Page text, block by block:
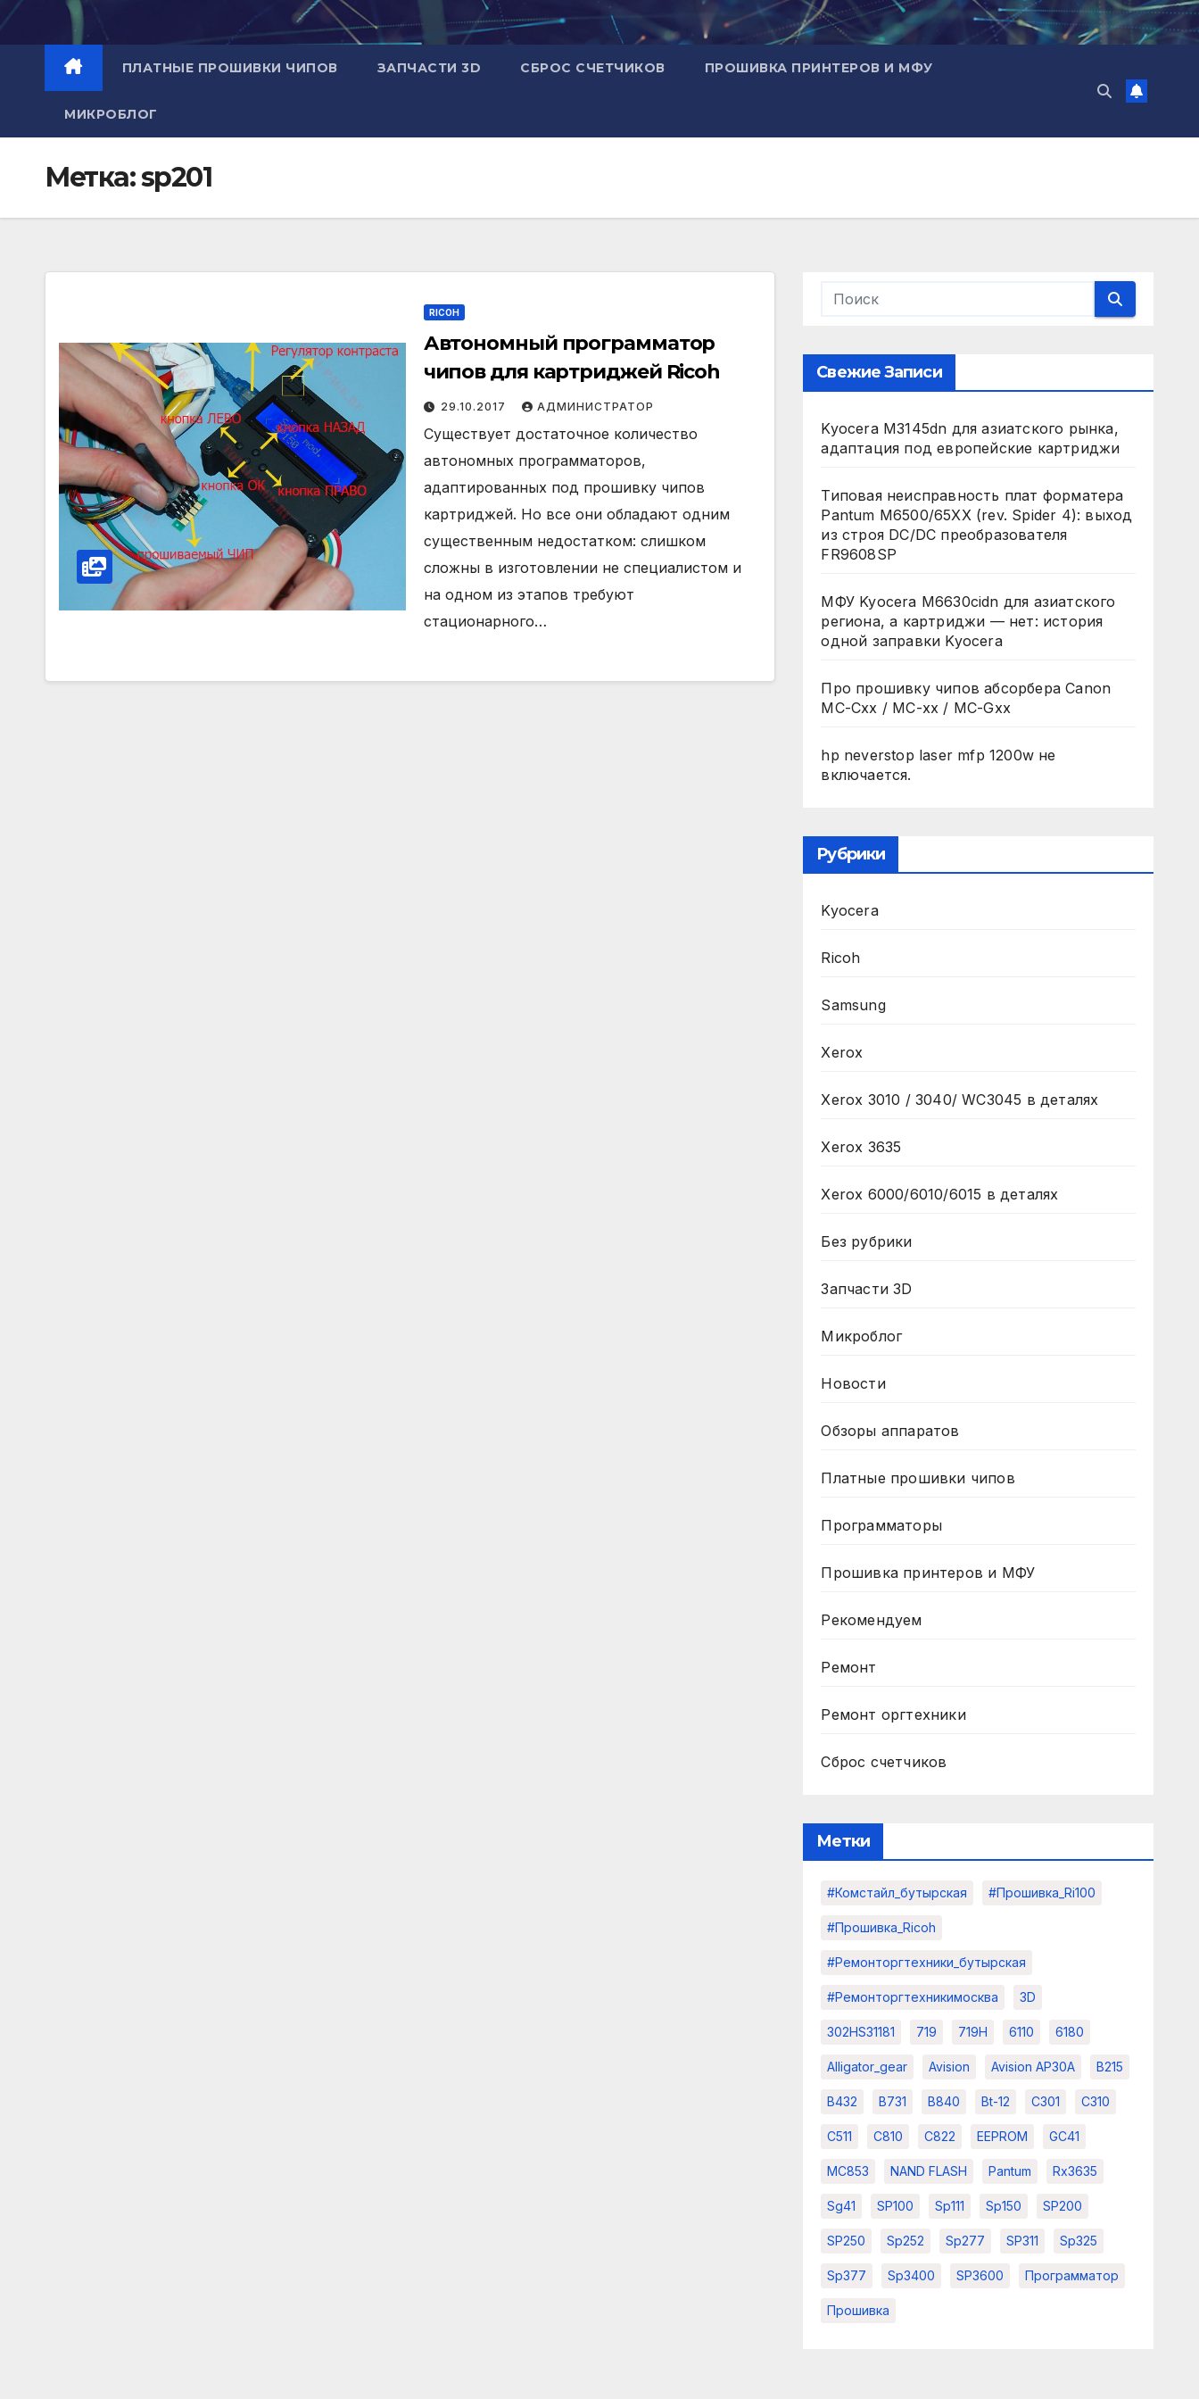
Перейти
содержимому
ПЛАТНЫЕ ПРОШИВКИ ЧИПОВ ЗАПЧАСТИ 3D СБРОС СЧЕТЧИКОВ ПРОШИВКА ПРИНТЕРОВ И МФУ
МИКРОБЛОГ
Метка:sp201
RICOH
Автономный программатор
чипов для картриджей Ricoh
29.10.2017 АДМИНИСТРАТОР
Существует достаточное количество
автономных программаторов,
адаптированных под прошивку чипов
картриджей. Но все они обладают одним
существенным недостатком: слишком
сложны в изготовлении не специалистом и
на одном из этапов требуют
стационарного…
Свежие Записи
Kyocera M3145dn для азиатского рынка,
адаптация под европейские картриджи
Типовая неисправность плат форматера
Pantum M6500/65XX (rev. Spider 4): выход
из строя DC/DC преобразователя
FR9608SP
МФУ Kyocera M6630cidn для азиатского
региона, а картриджи — нет: история
одной заправки Kyocera
Про прошивку чипов абсорбера Canon
MC-Cxx / MC-xx / MC-Gxx
hp neverstop laser mfp 1200w не
включается.
Рубрики
Kyocera
Ricoh
Samsung
Xerox
Xerox 3010 / 3040/ WC3045 в деталях
Xerox 3635
Xerox 6000/6010/6015 в деталях
Без рубрики
Запчасти 3D
Микроблог
Новости
Обзоры аппаратов
Платные прошивки чипов
Программаторы
Прошивка принтеров и МФУ
Рекомендуем
Ремонт
Ремонт оргтехники
Сброс счетчиков
Метки
#комстайл_бутырская #прошивка_Ri100
#прошивка_Ricoh
#ремонторгтехники_бутырская
#ремонторгтехникимосква 3D
302HS31181 719 719H 6110 6180
Alligator_gear Avision Avision AP30A B215
B432 B731 B840 Bt-12 C301 C310
C511 C810 C822 EEPROM GC41
MC853 NAND FLASH Pantum Rx3635
Sg41 SP100 Sp111 Sp150 SP200
SP250 Sp252 Sp277 SP311 Sp325
Sp377 Sp3400 SP3600 Программатор
Прошивка